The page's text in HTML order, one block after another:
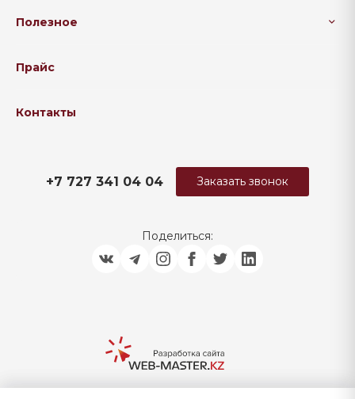
Полезное
Прайс
Контакты
+7 727 341 04 04 Заказать звонок
Поделиться: